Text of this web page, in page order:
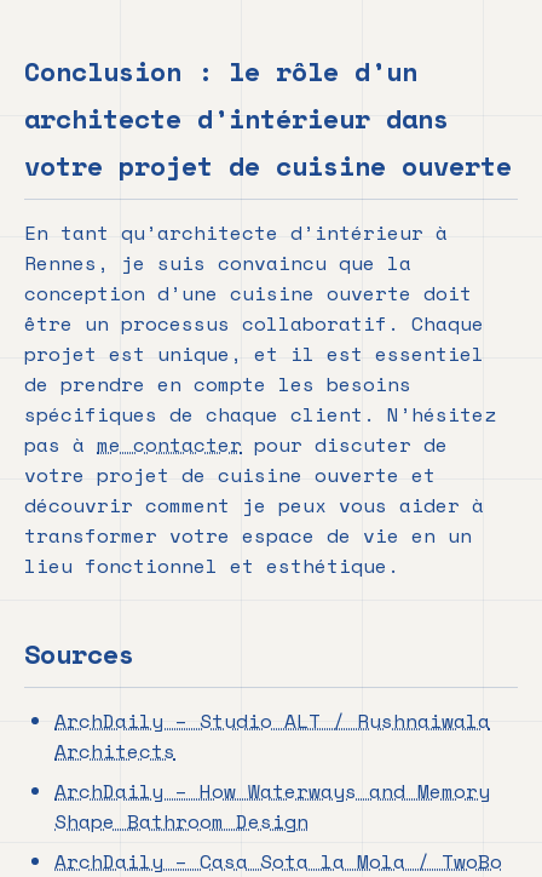
Conclusion : le rôle d’un
architecte d’intérieur dans
votre projet de cuisine ouverte
En tant qu’architecte d’intérieur à
Rennes, je suis convaincu que la
conception d’une cuisine ouverte doit
être un processus collaboratif. Chaque
projet est unique, et il est essentiel
de prendre en compte les besoins
spécifiques de chaque client. N’hésitez
pas à me contacter pour discuter de
votre projet de cuisine ouverte et
découvrir comment je peux vous aider à
transformer votre espace de vie en un
lieu fonctionnel et esthétique.
Sources
ArchDaily – Studio ALT / Rushnaiwala
Architects
ArchDaily – How Waterways and Memory
Shape Bathroom Design
ArchDaily – Casa Sota la Mola / TwoBo